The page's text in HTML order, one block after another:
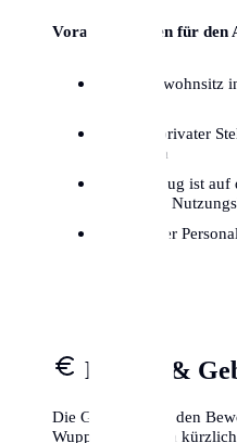
Voraussetzungen für den
Hauptwohnsitz
Kein privater
vorhanden
Fahrzeug ist
dauerhafte
Gültiger
Kosten &
Die Gebühren für den
Wuppertal wurden